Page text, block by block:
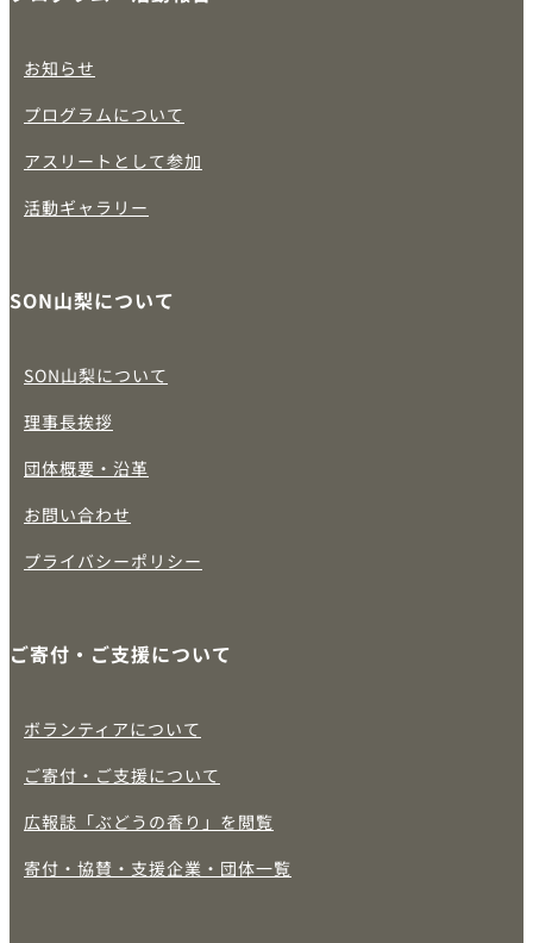
お知らせ
プログラムについて
アスリートとして参加
活動ギャラリー
SON山梨について
SON山梨について
理事長挨拶
団体概要・沿革
お問い合わせ
プライバシーポリシー
ご寄付・ご支援について
ボランティアについて
ご寄付・ご支援について
広報誌「ぶどうの香り」を閲覧
寄付・協賛・支援企業・団体一覧